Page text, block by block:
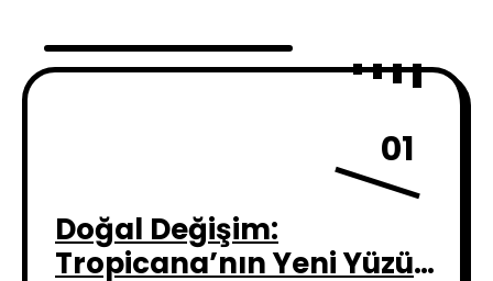
01
Doğal Değişim:
Tropicana’nın Yeni Yüzü